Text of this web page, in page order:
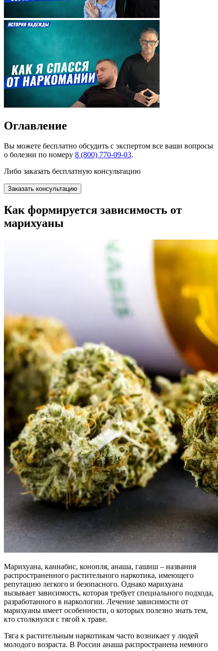
Оглавление
Вы можете бесплатно обсудить с экспертом все ваши вопросы
о болезни по номеру 8 (800) 770-09-03.
Либо заказать бесплатную консультацию
Заказать консультацию
Как формируется зависимость от
марихуаны
Марихуана, каннабис, конопля, анаша, гашиш – названия
распространенного растительного наркотика, имеющего
репутацию легкого и безопасного. Однако марихуана
вызывает зависимость, которая требует специального подхода,
разработанного в наркологии. Лечение зависимости от
марихуаны имеет особенности, о которых полезно знать тем,
кто столкнулся с тягой к траве.
Тяга к растительным наркотикам часто возникает у людей
молодого возраста. В России анаша распространена немного